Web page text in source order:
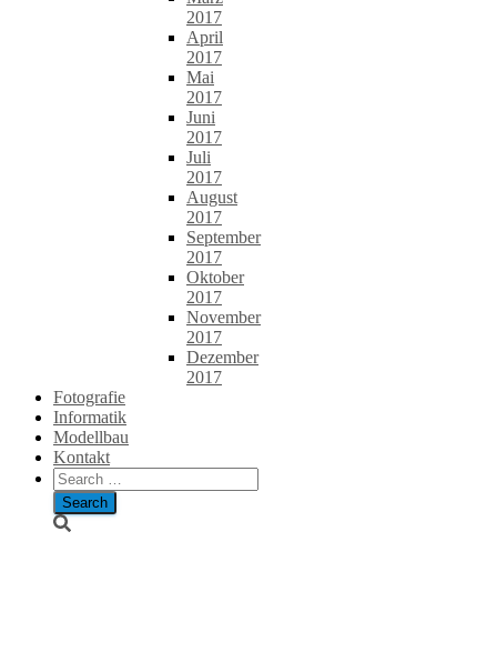
2017
April
2017
Mai
2017
Juni
2017
Juli
2017
August
2017
September
2017
Oktober
2017
November
2017
Dezember
2017
Fotografie
Informatik
Modellbau
Kontakt
Search
for: